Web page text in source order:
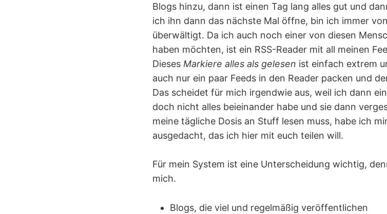
Blogs hinzu, dann ist einen Tag lang alles gut und
ich ihn dann das nächste Mal öffne, bin ich immer
überwältigt. Da ich auch noch einer von diesen
haben möchten, ist ein RSS-Reader mit all meinen
Dieses Markiere alles als gelesen ist einfach extrem
auch nur ein paar Feeds in den Reader packen und
Das scheidet für mich irgendwie aus, weil ich dann
doch nicht alles beieinander habe und sie dann
meine tägliche Dosis an Stuff lesen muss, habe ich
ausgedacht, das ich hier mit euch teilen will.
Für mein System ist eine Unterscheidung wichtig,
mich.
Blogs, die viel und regelmäßig veröffentlichen